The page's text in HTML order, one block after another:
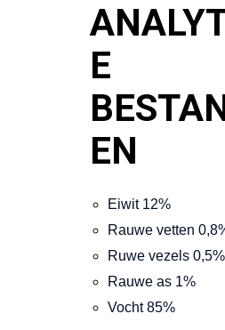
E
EN
Eiwit 12%
Rauwe vetten
Ruwe vezels 0,5%
Rauwe as 1%
Vocht 85%